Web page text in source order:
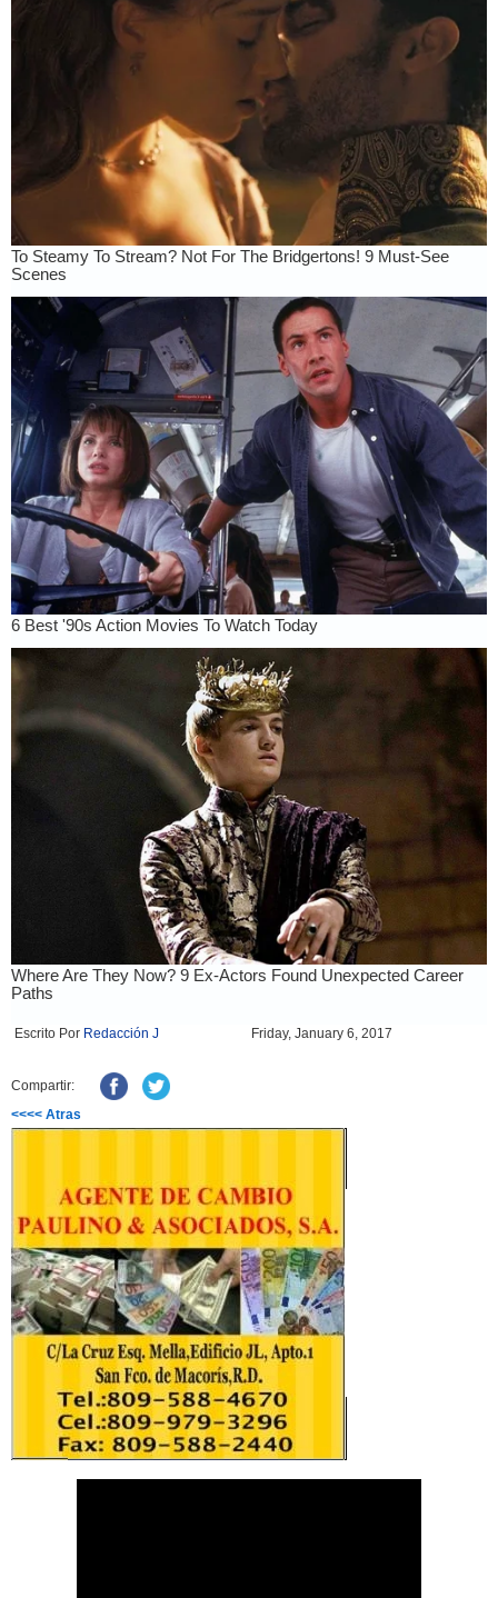
Escrito Por Redacción J Friday, January 6, 2017
Compartir:
<<<< Atras